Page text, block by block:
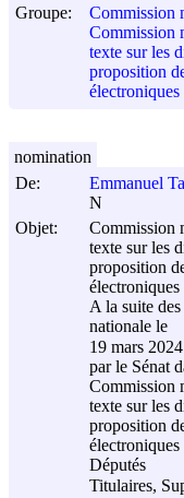
Groupe:
Commission
Commission
texte sur les
proposition
électroniques
De:
Emmanuel
N
Objet:
Commission
texte sur les
proposition
électroniques
A la suite
nationale le
19 mars 2024
par le Sénat
Commission
texte sur les
proposition
électroniques
Députés
Titulaires,
nomination